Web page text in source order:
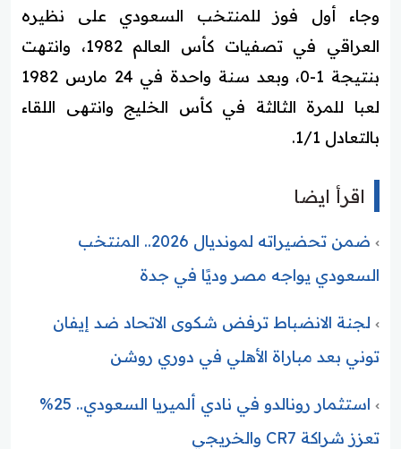
وجاء أول فوز للمنتخب السعودي على نظيره
العراقي في تصفيات كأس العالم 1982، وانتهت
بنتيجة 1-0، وبعد سنة واحدة في 24 مارس 1982
لعبا للمرة الثالثة في كأس الخليج وانتهى اللقاء
بالتعادل 1/1.
اقرأ ايضا
ضمن تحضيراته لمونديال 2026.. المنتخب
السعودي يواجه مصر وديًا في جدة
لجنة الانضباط ترفض شكوى الاتحاد ضد إيفان
توني بعد مباراة الأهلي في دوري روشن
استثمار رونالدو في نادي ألميريا السعودي.. 25%
تعزز شراكة CR7 والخريجي